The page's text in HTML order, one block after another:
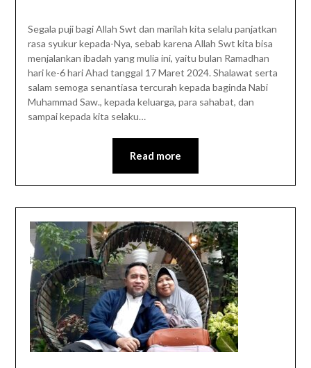
Segala puji bagi Allah Swt dan marilah kita selalu panjatkan
rasa syukur kepada-Nya, sebab karena Allah Swt kita bisa
menjalankan ibadah yang mulia ini, yaitu bulan Ramadhan
hari ke-6 hari Ahad tanggal 17 Maret 2024. Shalawat serta
salam semoga senantiasa tercurah kepada baginda Nabi
Muhammad Saw., kepada keluarga, para sahabat, dan
sampai kepada kita selaku…
Read more